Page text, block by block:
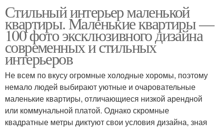
Стильный интерьер маленькой
квартиры. Маленькие квартиры —
100 фото эксклюзивного дизайна
современных и стильных
интерьеров
Не всем по вкусу огромные холодные хоромы, поэтому
немало людей выбирают уютные и очаровательные
маленькие квартиры, отличающиеся низкой арендной
или коммунальной платой. Однако скромные
квадратные метры диктуют свои условия дизайна, зная